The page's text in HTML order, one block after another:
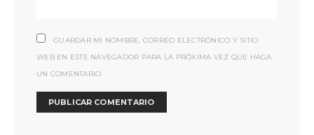
GUARDAR MI NOMBRE, CORREO ELECTRÓNICO Y SITIO
WEB EN ESTE NAVEGADOR PARA LA PRÓXIMA VEZ QUE HAGA
UN COMENTARIO.